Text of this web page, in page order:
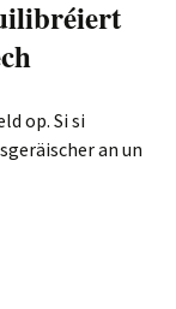
op. Si si
an un